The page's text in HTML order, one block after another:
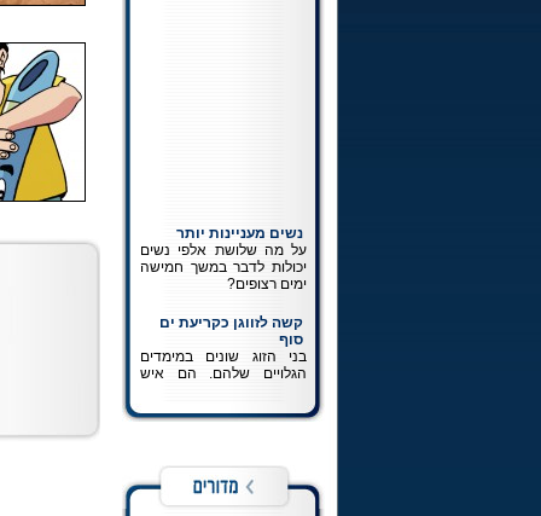
על מה שלושת אלפי נשים
יכולות לדבר במשך חמישה
ימים רצופים?
סוף
בני הזוג שונים במימדים
הגלויים שלהם. הם איש
ואשה השונים במהותם. הם
במציאותם כשונה זהו חלק
כתיבה לרבי
כל מה שרצית לדעת על